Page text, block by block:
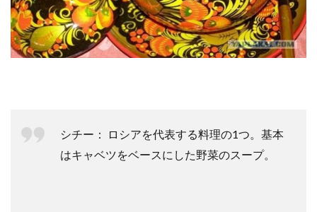
シチー： ロシアを代表する料理の1つ。基本
はキャベツをベースにした野菜のスープ。